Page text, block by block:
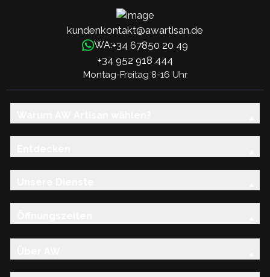
kundenkontakt@awartisan.de
WA:+34 67850 20 49
+34 952 918 444
Montag-Freitag 8-16 Uhr